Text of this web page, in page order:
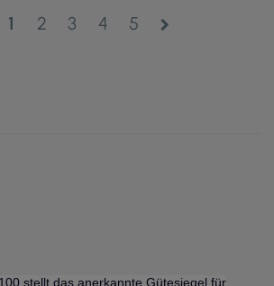
1 2 3 4 5 chevron_right
stellt das anerkannte Gütesiegel für